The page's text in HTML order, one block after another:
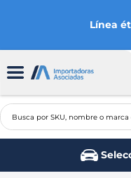
Línea
Busca por SKU,